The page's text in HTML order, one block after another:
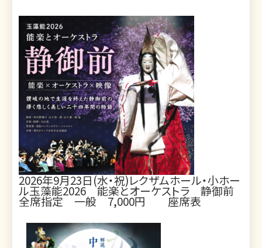
2026年9月23日(水・祝)レクザムホール・小ホー
ル玉藻能2026 能楽とオーケストラ 静御前
全席指定 一般 7,000円 座席表